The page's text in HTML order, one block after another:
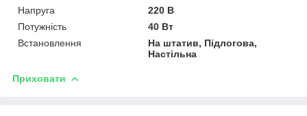
Напруга
220 В
Потужність
40 Вт
Встановлення
На штатив, Підлогова,
Настільна
Приховати